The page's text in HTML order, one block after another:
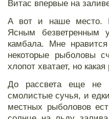
Витас впервые на
А вот и наше место.
Ясным безветренным
камбала. Мне
некоторые рыболовы
хлопот хватает, но
До рассвета еще не
смолистые сучья, и
местных рыболовов